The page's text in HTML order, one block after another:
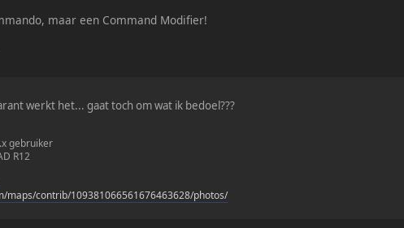
maar een Command Modifier!
werkt het... gaat toch om wat ik bedoel???
gebruiker
R12
maps/contrib/109381066561676463628/photos/